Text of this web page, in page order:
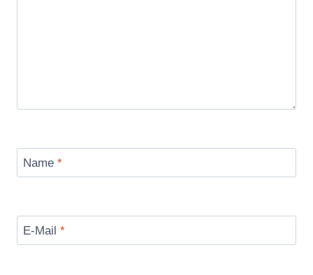
Name *
E-Mail *